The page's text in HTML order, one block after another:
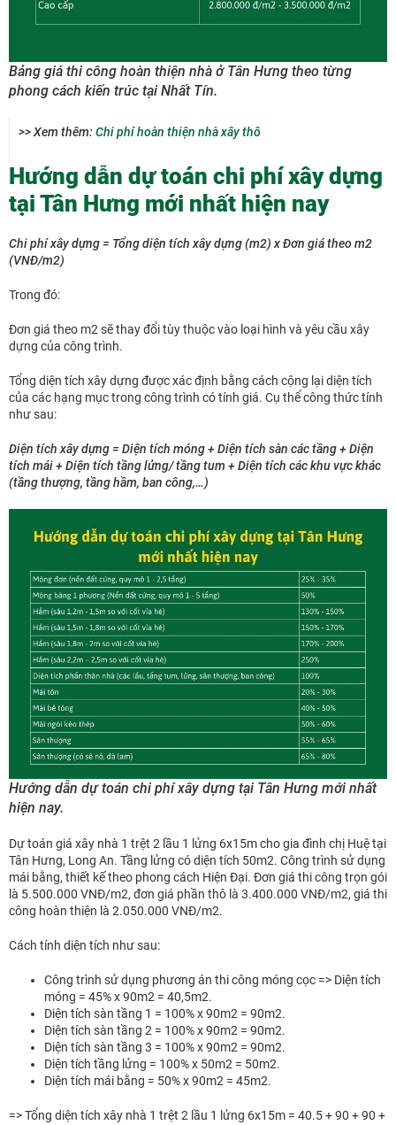
Bảng giá thi công hoàn thiện nhà ở Tân Hưng theo từng
phong cách kiến trúc tại Nhất Tín.
>> Xem thêm: Chi phí hoàn thiện nhà xây thô
Hướng dẫn dự toán chi phí xây dựng
tại Tân Hưng mới nhất hiện nay
Chi phí xây dựng = Tổng diện tích xây dựng (m2) x Đơn giá theo m2
(VNĐ/m2)
Trong đó:
Đơn giá theo m2 sẽ thay đổi tùy thuộc vào loại hình và yêu cầu xây
dựng của công trình.
Tổng diện tích xây dựng được xác định bằng cách cộng lại diện tích
của các hạng mục trong công trình có tính giá. Cụ thể công thức tính
như sau:
Diện tích xây dựng = Diện tích móng + Diện tích sàn các tầng + Diện
tích mái + Diện tích tầng lửng/ tầng tum + Diện tích các khu vực khác
(tầng thượng, tầng hầm, ban công,…)
Hướng dẫn dự toán chi phí xây dựng tại Tân Hưng mới nhất
hiện nay.
Dự toán giá xây nhà 1 trệt 2 lầu 1 lửng 6x15m cho gia đình chị Huệ tại
Tân Hưng, Long An. Tầng lửng có diện tích 50m2. Công trình sử dụng
mái bằng, thiết kế theo phong cách Hiện Đại. Đơn giá thi công trọn gói
là 5.500.000 VNĐ/m2, đơn giá phần thô là 3.400.000 VNĐ/m2, giá thi
công hoàn thiện là 2.050.000 VNĐ/m2.
Cách tính diện tích như sau:
Công trình sử dụng phương án thi công móng cọc => Diện tích
móng = 45% x 90m2 = 40,5m2.
Diện tích sàn tầng 1 = 100% x 90m2 = 90m2.
Diện tích sàn tầng 2 = 100% x 90m2 = 90m2.
Diện tích sàn tầng 3 = 100% x 90m2 = 90m2.
Diện tích tầng lửng = 100% x 50m2 = 50m2.
Diện tích mái bằng = 50% x 90m2 = 45m2.
=> Tổng diện tích xây nhà 1 trệt 2 lầu 1 lửng 6x15m = 40.5 + 90 + 90 +